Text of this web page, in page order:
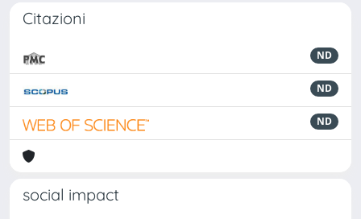
Citazioni
ND
ND
ND
social impact